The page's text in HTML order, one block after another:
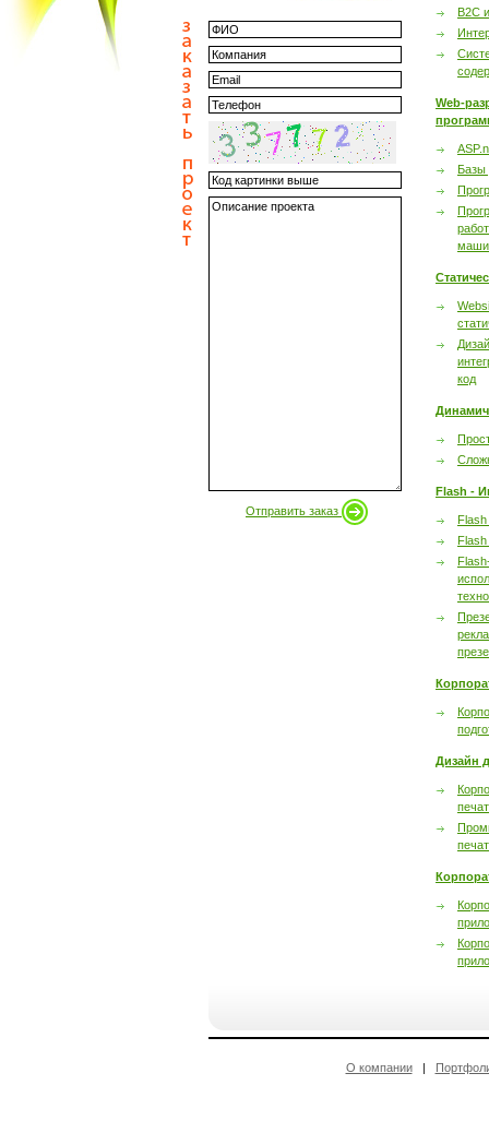
Отправить заказ
B2C
Web-
Базы
код
Flash -
Flash
Дизайн
О компании|